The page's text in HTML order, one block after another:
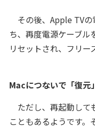
その後、Apple TVの
ち、再度電源ケーブル
リセットされ、フリー
Macにつないで「復元」
ただし、再起動して
こともあるようです